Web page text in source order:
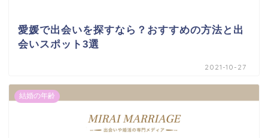
愛媛で出会いを探すなら？おすすめの方法と出
会いスポット3選
2021-10-27
結婚の年齢